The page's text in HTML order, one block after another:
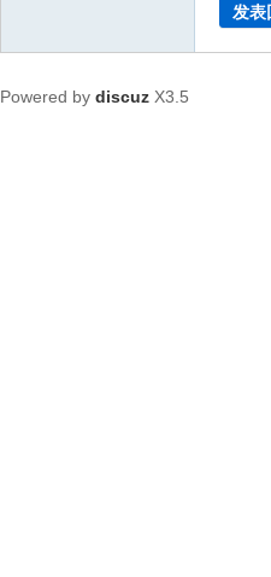
发表
Powered by discuz X3.5